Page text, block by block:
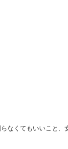
なくてもいいこと、